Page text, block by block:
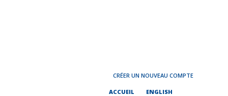
CRÉER UN NOUVEAU COMPTE
ACCUEIL
ENGLISH